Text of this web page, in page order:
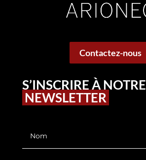
Contactez-nous
S’INSCRIRE À NOTRE
NEWSLETTER